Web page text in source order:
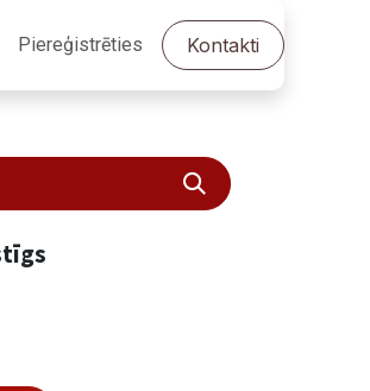
Piereģistrēties Kontakti